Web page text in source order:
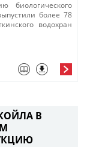
биологического
более 78
водохран​
В